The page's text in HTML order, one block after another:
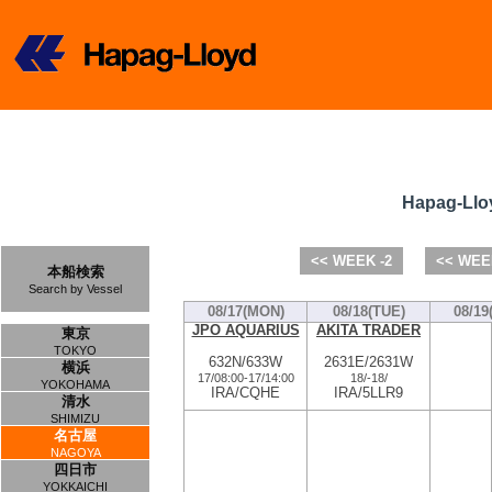
本船検索
Search by Vessel
東京
TOKYO
横浜
YOKOHAMA
清水
SHIMIZU
名古屋
NAGOYA
四日市
YOKKAICHI
Hapag-
<< WEEK -2 <<
08/17(MON) 08/18(TUE)
08/
JPO AQUARIUS
632N/633W
17/08:00-17/14:00
IRA/CQHE
AKITA TRADER
2631E/2631W
18/-18/
IRA/5LLR9